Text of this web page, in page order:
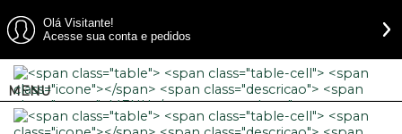
Olá Visitante!
Acesse sua conta e pedidos
MENU